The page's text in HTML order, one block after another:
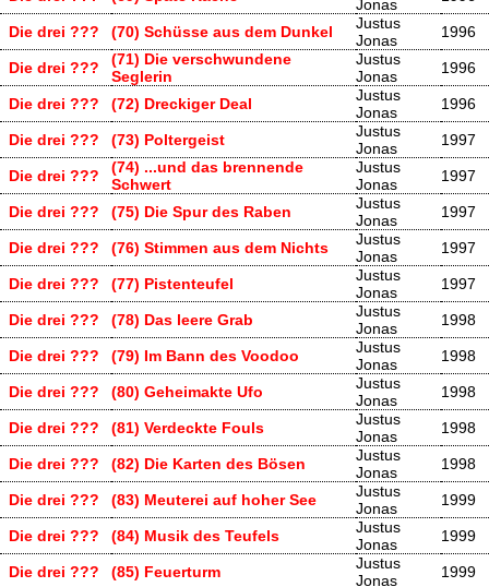
Jonas
Die drei ??? (70) Schüsse aus dem Dunkel
Justus
Jonas
1996
Die drei ???
(71) Die verschwundene
Seglerin
Justus
Jonas
1996
Die drei ??? (72) Dreckiger Deal
Justus
Jonas
1996
Die drei ??? (73) Poltergeist
Justus
Jonas
1997
Die drei ???
(74) ...und das brennende
Schwert
Justus
Jonas
1997
Die drei ??? (75) Die Spur des Raben
Justus
Jonas
1997
Die drei ??? (76) Stimmen aus dem Nichts
Justus
Jonas
1997
Die drei ??? (77) Pistenteufel
Justus
Jonas
1997
Die drei ??? (78) Das leere Grab
Justus
Jonas
1998
Die drei ??? (79) Im Bann des Voodoo
Justus
Jonas
1998
Die drei ??? (80) Geheimakte Ufo
Justus
Jonas
1998
Die drei ??? (81) Verdeckte Fouls
Justus
Jonas
1998
Die drei ??? (82) Die Karten des Bösen
Justus
Jonas
1998
Die drei ??? (83) Meuterei auf hoher See
Justus
Jonas
1999
Die drei ??? (84) Musik des Teufels
Justus
Jonas
1999
Die drei ??? (85) Feuerturm
Justus
Jonas
1999